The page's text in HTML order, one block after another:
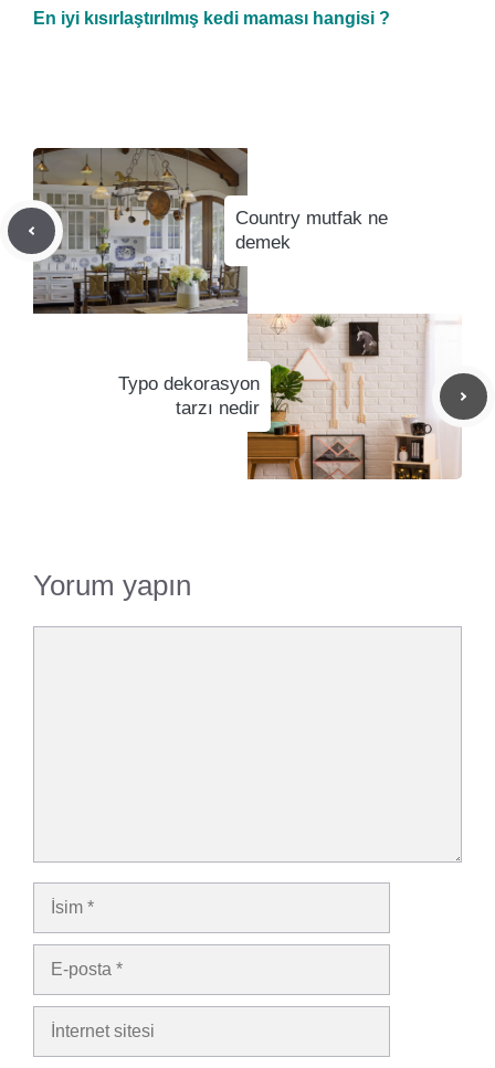
En iyi kısırlaştırılmış kedi maması hangisi ?
Country mutfak ne
demek
Typo dekorasyon
tarzı nedir
Yorum yapın
İsim
İnternet